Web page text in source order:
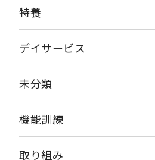
特養
デイサービス
未分類
機能訓練
取り組み